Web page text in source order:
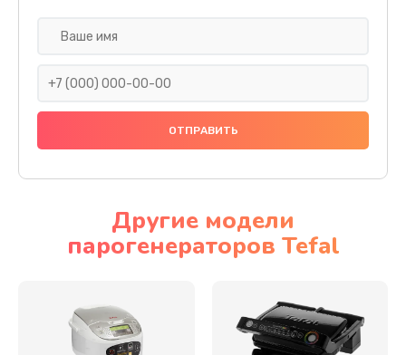
Другие модели
парогенераторов Tefal